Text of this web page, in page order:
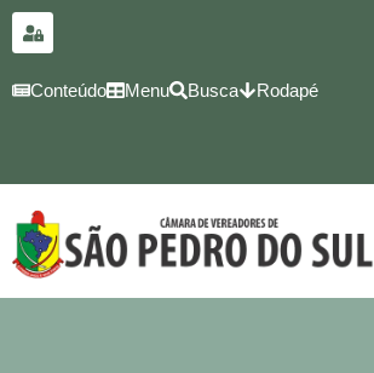
conteúdo
Conteúdo Menu Busca Rodapé